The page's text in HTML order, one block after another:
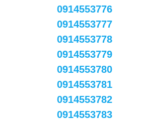
0914553776
0914553777
0914553778
0914553779
0914553780
0914553781
0914553782
0914553783